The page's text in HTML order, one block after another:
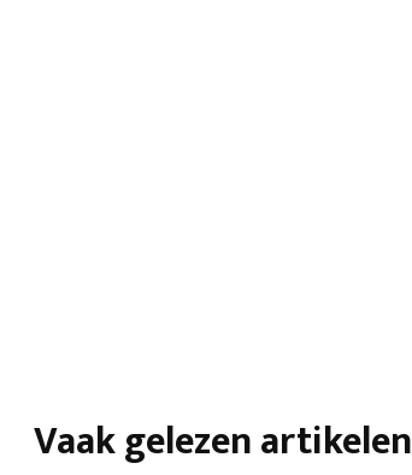
Vaak gelezen artikelen